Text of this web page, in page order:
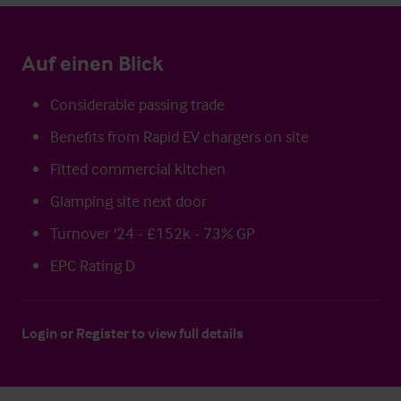
Auf einen Blick
Considerable passing trade
Benefits from Rapid EV chargers on site
Fitted commercial kitchen
Glamping site next door
Turnover '24 - £152k - 73% GP
EPC Rating D
Login or Registerto view full details